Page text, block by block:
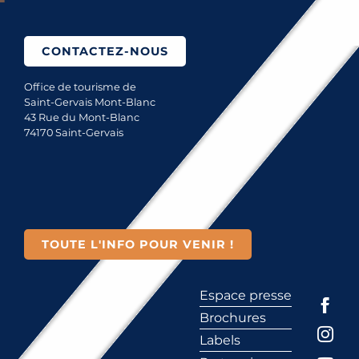
CONTACTEZ-NOUS
Office de tourisme de
Saint-Gervais Mont-Blanc
43 Rue du Mont-Blanc
74170 Saint-Gervais
TOUTE L'INFO POUR VENIR !
Espace presse
Brochures
Labels